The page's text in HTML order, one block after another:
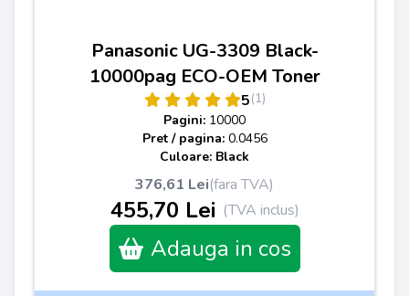
Panasonic UG-3309 Black-
10000pag ECO-OEM Toner
5(1)
Pagini: 10000
Pret / pagina: 0.0456
Culoare: Black
376,61 Lei(fara TVA)
455,70 Lei (TVA inclus)
Adauga in cos